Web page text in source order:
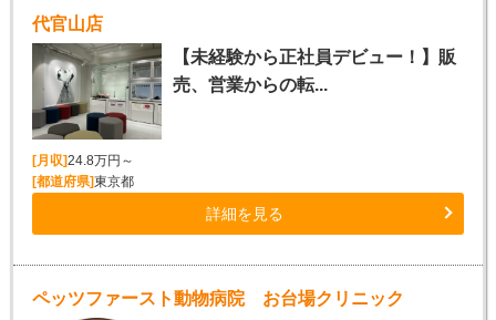
代官山店
【未経験から正社員デビュー！】販
売、営業からの転...
[月収]24.8万円～
[都道府県]東京都
詳細を見る
ペッツファースト動物病院 お台場クリニック